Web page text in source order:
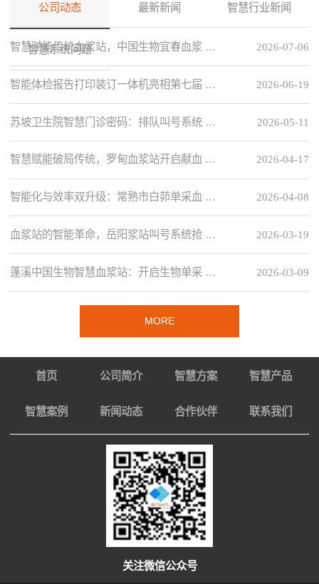
公司动态 最新新闻 智慧行业新闻
智慧系统问题 2026-07-06
智慧赋能传统血浆站，中国生物宜春血浆 …
2026-06-19
智能体检报告打印装订一体机亮相第七届 …
2026-05-11
苏坡卫生院智慧门诊密码：排队叫号系统 …
2026-04-17
智慧赋能破局传统，罗甸血浆站开启献血 …
2026-04-08
智能化与效率双升级：常熟市白茆单采血 …
2026-03-19
血浆站的智能革命，岳阳浆站叫号系统抢 …
2026-03-09
蓬溪中国生物智慧血浆站：开启生物单采 …
MORE
首页 公司简介 智慧方案 智慧产品
智慧案例 新闻动态 合作伙伴 联系我们
关注微信公众号